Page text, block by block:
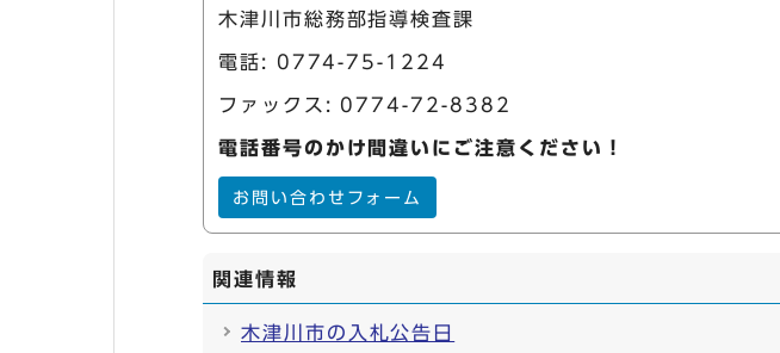
木津川市総務部指導検査課
電話: 0774-75-1224
ファックス: 0774-72-8382
電話番号のかけ間違いにご注意ください！
お問い合わせフォーム
関連情報
木津川市の入札公告日